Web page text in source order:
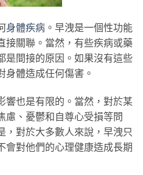
身體疾病 。早洩是一個性功能
接關聯。當然，有些疾病或藥
是間接的原因。如果沒有這些
身體造成任何傷害。
響也是有限的。當然，對於某
慮、憂鬱和自尊心受損等問
，對於大多數人來說，早洩只
會對他們的心理健康造成長期